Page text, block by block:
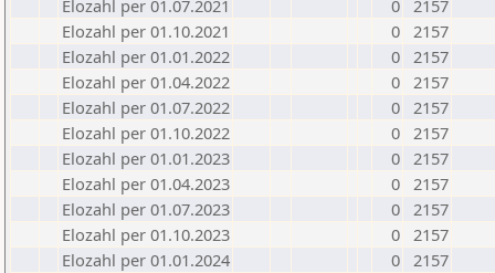
Elozahl per 01.07.2021
0 2157
Elozahl per 01.10.2021
0 2157
Elozahl per 01.01.2022
0 2157
Elozahl per 01.04.2022
0 2157
Elozahl per 01.07.2022
0 2157
Elozahl per 01.10.2022
0 2157
Elozahl per 01.01.2023
0 2157
Elozahl per 01.04.2023
0 2157
Elozahl per 01.07.2023
0 2157
Elozahl per 01.10.2023
0 2157
Elozahl per 01.01.2024
0 2157